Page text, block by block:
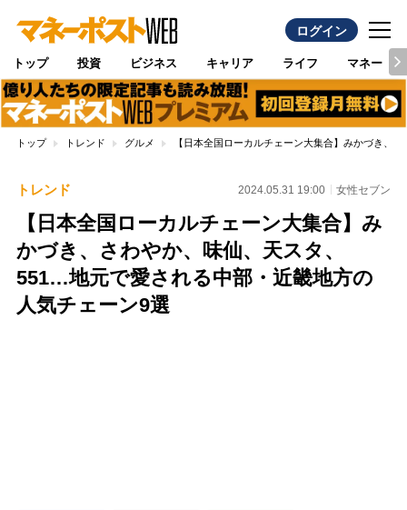
ログイン
トップ 投資 ビジネス キャリア ライフ マネー
トップ トレンド グルメ 【日本全国ローカルチェーン大集合】みかづき、
トレンド 2024.05.31 19:00 女性セブン
【日本全国ローカルチェーン大集合】み
かづき、さわやか、味仙、天スタ、
551…地元で愛される中部・近畿地方の
人気チェーン9選